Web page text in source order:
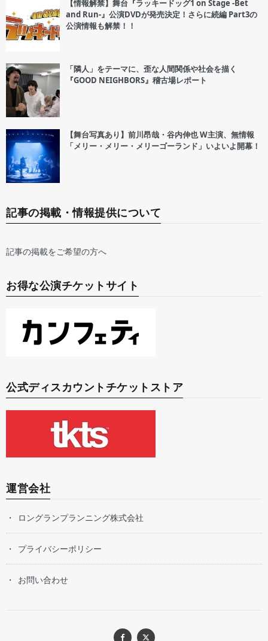
【情報解禁】舞台『ラッキードッグ1 on Stage -Bet
and Run-』公演DVDが発売決定！さらに続編 Part3の
公演情報も解禁！！
「隣人」をテーマに、歪な人間関係や社会を描く
『GOOD NEIGHBORS』稽古場レポート
【舞台写真あり】前川昂哉・谷内伸也 W主演、無情報
「メリー・メリー・メリーゴーランド」いよいよ開幕！
記事の掲載・情報提供について
記事の掲載をご希望の方へ
お得な公演チケットサイト
公式ディスカウントチケットストア
運営会社
ロングランプランニング株式会社
プライバシーポリシー
お問い合わせ